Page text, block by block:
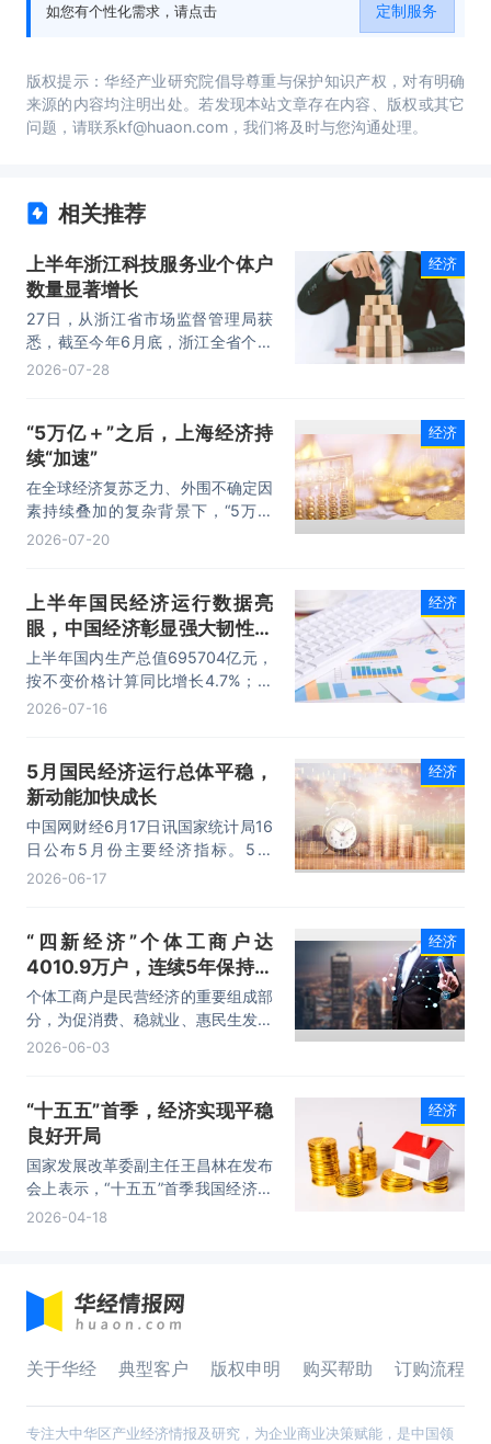
如您有个性化需求，请点击
定制服务
版权提示：华经产业研究院倡导尊重与保护知识产权，对有明确
来源的内容均注明出处。若发现本站文章存在内容、版权或其它
问题，请联系kf@huaon.com，我们将及时与您沟通处理。
相关推荐
上半年浙江科技服务业个体户
数量显著增长
27日，从浙江省市场监督管理局获
悉，截至今年6月底，浙江全省个体
工商户在册总量达728.06万户，其
增幅呈逐月上升态势。浙江个体经济
正从传统的“卖货模式”向专业技能服
务方向延伸。
2026-07-28
经济
“5万亿＋”之后，上海经济持
续“加速”
在全球经济复苏乏力、外围不确定因
素持续叠加的复杂背景下，“5万亿
＋”超大经济体量的上海能交出这份
是传统路径下的周期反弹，而是强大
韧性铺就的厚实底色，以及深度转型
带来的澎湃动能。
2026-07-20
经济
上半年国民经济运行数据亮
眼，中国经济彰显强大韧性和
活力
上半年国内生产总值695704亿元，
按不变价格计算同比增长4.7%；全
国规模以上工业增加值同比增长
含金量十足的中国经济半年答卷。
2026-07-16
经济
5月国民经济运行总体平稳，
新动能加快成长
中国网财经6月17日讯国家统计局16
日公布5月份主要经济指标。5月
份，各地区各部门认真落实更加积极
向优的发展态势。
2026-06-17
经济
“四新经济”个体工商户达
4010.9万户，连续5年保持增
长态势，触网经济的个体工商
户达到1900万户
个体工商户是民营经济的重要组成部
分，为促消费、稳就业、惠民生发挥
了重要作用。市场监管总局近日公布
户，连续5年保持增长态势；触网经
济的个体工商户达到1900万户。
2026-06-03
经济
“十五五”首季，经济实现平稳
良好开局
国家发展改革委副主任王昌林在发布
会上表示，“十五五”首季我国经济起
步平稳、稳中有进、开局良好。下一
109项重大工程项目实施，不断巩固
拓展经济稳中向好的态势，确保顺利
2026-04-18
经济
关于华经 典型客户 版权申明 购买帮助 订购流程
专注大中华区产业经济情报及研究，为企业商业决策赋能，是中国领